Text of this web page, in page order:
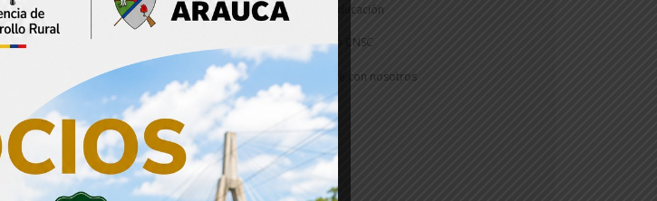
Gobernación de Arauca
destina más de $5.350
millones para modernizar
la tecnología biomédica
del Hospital San Vicente
31 julio, 2026
Secretaría de Educación
Concurso CNSC
Construye con nosotros
Informe
PAE
Veeduría